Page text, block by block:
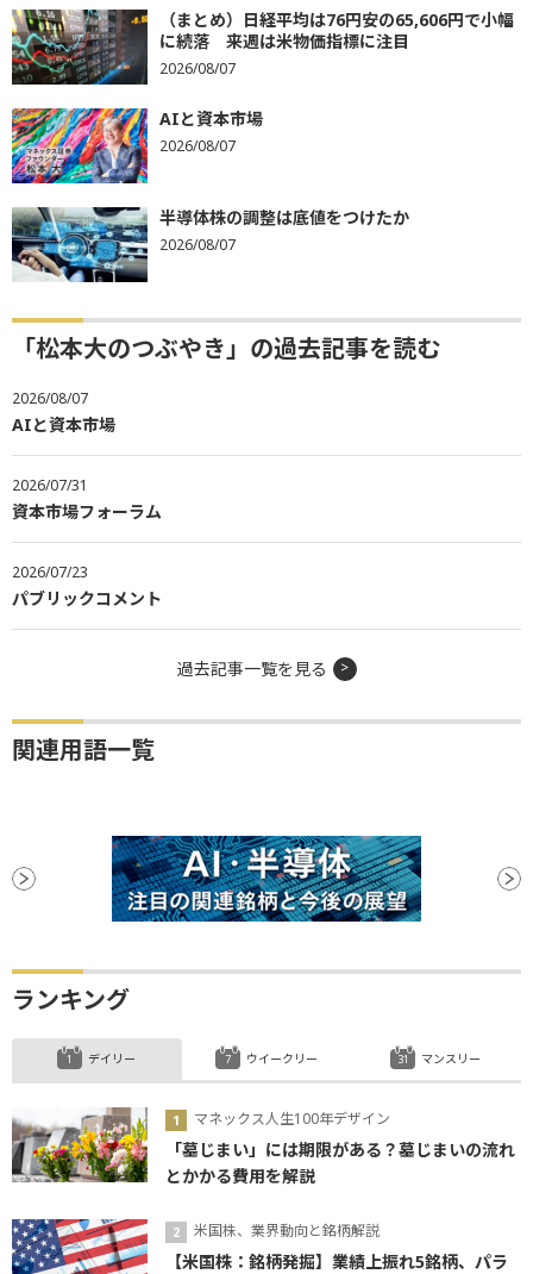
（まとめ）日経平均は76円安の65,606円で小幅
に続落 来週は米物価指標に注目
2026/08/07
AIと資本市場
2026/08/07
半導体株の調整は底値をつけたか
2026/08/07
「松本大のつぶやき」の過去記事を読む
2026/08/07
AIと資本市場
2026/07/31
資本市場フォーラム
2026/07/23
パブリックコメント
過去記事一覧を見る
関連用語一覧
ランキング
デイリー
マネックス人生100年デザイン
「墓じまい」には期限がある？墓じまいの流れ
とかかる費用を解説
米国株、業界動向と銘柄解説
【米国株：銘柄発掘】業績上振れ5銘柄、パラ
ウイークリー マンスリー